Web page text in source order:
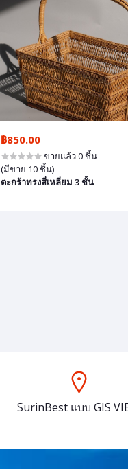
฿850.00
ขายแล้ว 0 ชิ้น
(มีขาย 10 ชิ้น)
ตะกร้าทรงสี่เหลี่ยม 3 ชั้น
SurinBest แบบ GIS